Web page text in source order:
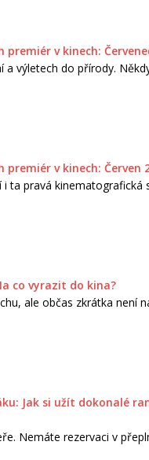
premiér v kinech:
a výletech do přírody.
premiér v kinech: Červen
ta pravá kinematografická
co vyrazit do kina?
ale občas zkrátka není
Jak si užít dokonalé
Nemáte rezervaci v